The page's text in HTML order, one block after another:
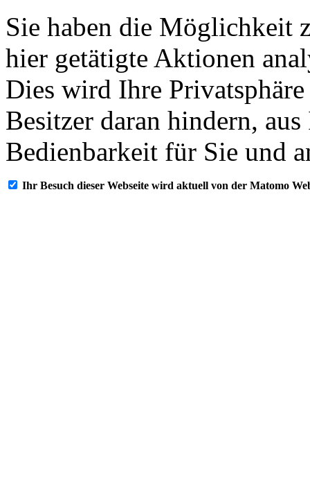
Sie haben die Möglichkeit
hier getätigte Aktionen
Dies wird Ihre
Besitzer daran hindern,
Bedienbarkeit für Sie und
Ihr Besuch dieser Webseite wird aktuell von der Matomo